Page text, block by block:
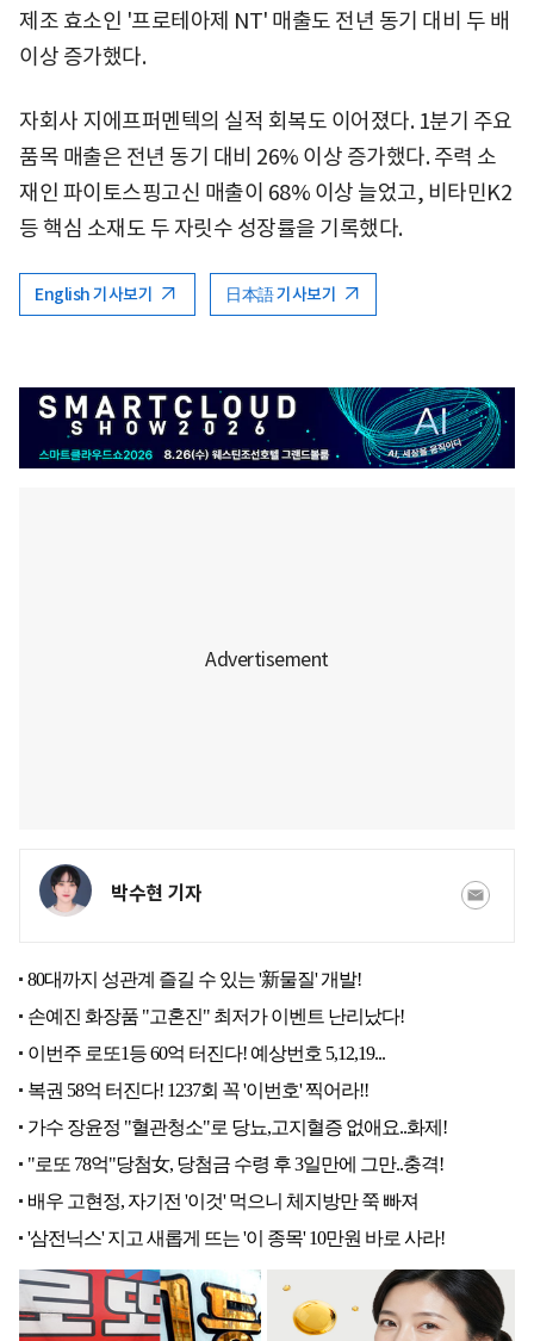
제조 효소인 '프로테아제 NT' 매출도 전년 동기 대비 두 배
이상 증가했다.
자회사 지에프퍼멘텍의 실적 회복도 이어졌다. 1분기 주요
품목 매출은 전년 동기 대비 26% 이상 증가했다. 주력 소
재인 파이토스핑고신 매출이 68% 이상 늘었고, 비타민K2
등 핵심 소재도 두 자릿수 성장률을 기록했다.
English 기사보기 日本語 기사보기
박수현 기자